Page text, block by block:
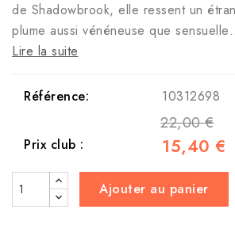
de Shadowbrook, elle ressent un
plume aussi vénéneuse que
Lire la suite
Référence: 10312698
22,00 €
Prix club : 15,40 €
Ajouter au panier